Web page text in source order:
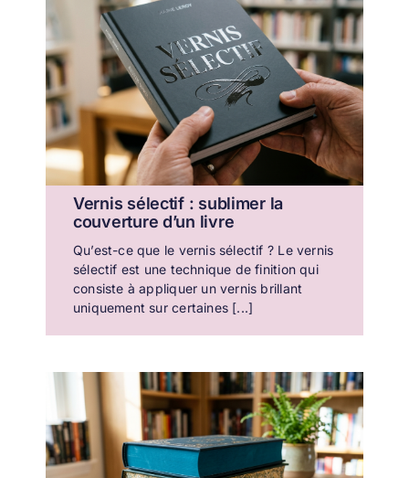
Vernis sélectif : sublimer la
couverture d’un livre
Qu’est-ce que le vernis sélectif ? Le vernis
sélectif est une technique de finition qui
consiste à appliquer un vernis brillant
uniquement sur certaines [...]